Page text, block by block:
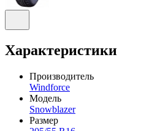
Характеристики
Производитель
Windforce
Модель
Snowblazer
Размер